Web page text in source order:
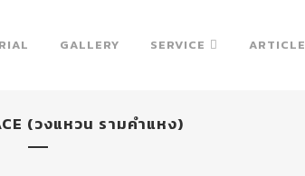
GALLERY SERVICE ARTICLE
(วงแหวน รามคำแหง)